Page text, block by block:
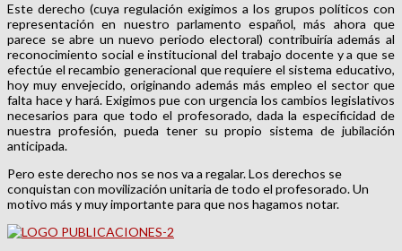
Este derecho (cuya regulación exigimos a los grupos políticos con
representación en nuestro parlamento español, más ahora que
parece se abre un nuevo periodo electoral) contribuiría además al
reconocimiento social e institucional del trabajo docente y a que se
efectúe el recambio generacional que requiere el sistema educativo,
hoy muy envejecido, originando además más empleo el sector que
falta hace y hará. Exigimos pue con urgencia los cambios legislativos
necesarios para que todo el profesorado, dada la especificidad de
nuestra profesión, pueda tener su propio sistema de jubilación
anticipada.
Pero este derecho nos se nos va a regalar. Los derechos se
conquistan con movilización unitaria de todo el profesorado. Un
motivo más y muy importante para que nos hagamos notar.